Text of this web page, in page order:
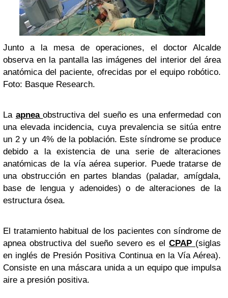
Junto a la mesa de operaciones, el doctor Alcalde
observa en la pantalla las imágenes del interior del área
anatómica del paciente, ofrecidas por el equipo robótico.
Foto: Basque Research.
La apneaobstructiva del sueño es una enfermedad con
una elevada incidencia, cuya prevalencia se sitúa entre
un 2 y un 4% de la población. Este síndrome se produce
debido a la existencia de una serie de alteraciones
anatómicas de la vía aérea superior. Puede tratarse de
una obstrucción en partes blandas (paladar, amígdala,
base de lengua y adenoides) o de alteraciones de la
estructura ósea.
El tratamiento habitual de los pacientes con síndrome de
apnea obstructiva del sueño severo es el CPAP (siglas
en inglés de Presión Positiva Continua en la Vía Aérea).
Consiste en una máscara unida a un equipo que impulsa
aire a presión positiva.